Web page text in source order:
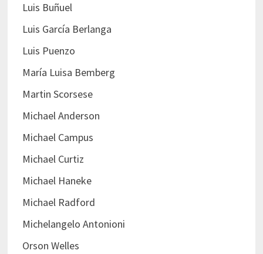
Luis Buñuel
Luis García Berlanga
Luis Puenzo
María Luisa Bemberg
Martin Scorsese
Michael Anderson
Michael Campus
Michael Curtiz
Michael Haneke
Michael Radford
Michelangelo Antonioni
Orson Welles